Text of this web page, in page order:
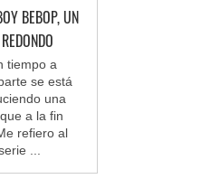
BEBOP, UN
tiempo a
se está
una
a la fin
refiero al
...